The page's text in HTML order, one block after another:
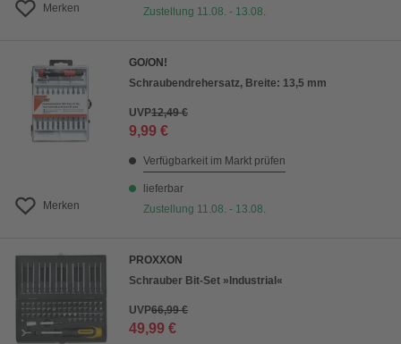
Merken
Zustellung 11.08. - 13.08.
Merken
GO/ON!
Schraubendrehersatz, Breite: 13,5 mm
UVP12,49 €
9,99 €
Verfügbarkeit im Markt prüfen
lieferbar
Zustellung 11.08. - 13.08.
PROXXON
Schrauber Bit-Set »Industrial«
UVP66,99 €
49,99 €